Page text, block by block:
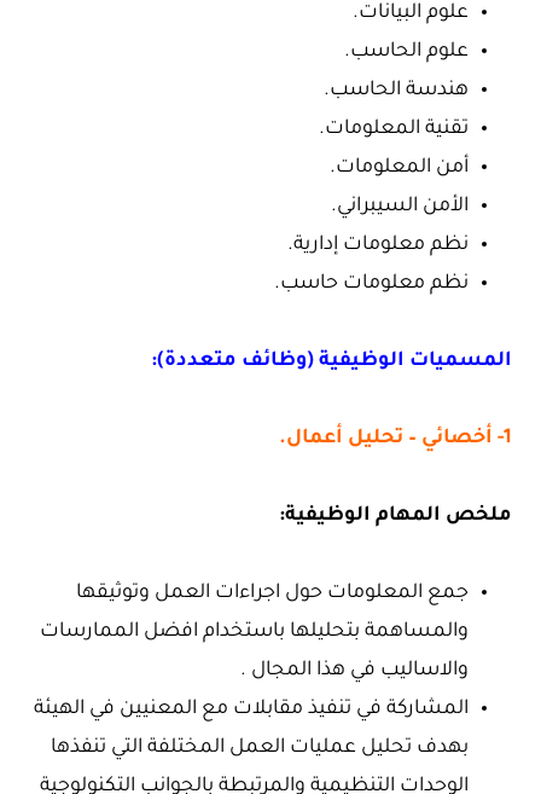
علوم البيانات.
علوم الحاسب.
هندسة الحاسب.
تقنية المعلومات.
أمن المعلومات.
الأمن السيبراني.
نظم معلومات إدارية.
نظم معلومات حاسب.
المسميات الوظيفية (وظائف متعددة):
1- أخصائي – تحليل أعمال.
ملخص المهام الوظيفية:
جمع المعلومات حول اجراءات العمل وتوثيقها
والمساهمة بتحليلها باستخدام افضل الممارسات
والاساليب في هذا المجال .
المشاركة في تنفيذ مقابلات مع المعنيين في الهيئة
بهدف تحليل عمليات العمل المختلفة التي تنفذها
الوحدات التنظيمية والمرتبطة بالجوانب التكنولوجية